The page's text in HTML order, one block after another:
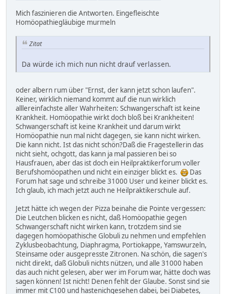
Mich faszinieren die Antworten. Eingefleischte
Homöopathiegläubige murmeln
Zitat
Da würde ich mich nun nicht drauf verlassen.
oder albern rum über "Ernst, der kann jetzt schon laufen".
Keiner, wirklich niemand kommt auf die nun wirklich
alllereinfachste aller Wahrheiten: Schwangerschaft ist keine
Krankheit. Homöopathie wirkt doch bloß bei Krankheiten!
Schwangerschaft ist keine Krankheit und darum wirkt
Homöopathie nun mal nicht dagegen, sie kann nicht wirken.
Die kann nicht. Ist das nicht schön?Daß die Fragestellerin das
nicht sieht, ochgott, das kann ja mal passieren bei so
Hausfrauen, aber das ist doch ein Heilpraktikerforum voller
Berufshomöopathen und nicht ein einziger blickt es.
Das
Forum hat sage und schreibe 31000 User und keiner blickt es.
Ich glaub, ich mach jetzt auch ne Heilpraktikerschule auf.
Jetzt hätte ich wegen der Pizza beinahe die Pointe vergessen:
Die Leutchen blicken es nicht, daß Homöopathie gegen
Schwangerschaft nicht wirken kann, trotzdem sind sie
dagegen homöopathische Globuli zu nehmen und empfehlen
Zyklusbeobachtung, Diaphragma, Portiokappe, Yamswurzeln,
Steinsame oder ausgepresste Zitronen. Na schön, die sagen's
nicht direkt, daß Globuli nichts nützen, und alle 31000 haben
das auch nicht gelesen, aber wer im Forum war, hätte doch was
sagen können! Ist nicht! Denen fehlt der Glaube. Sonst sind sie
immer mit C100 und hastenichgesehen dabei, bei Diabetes,